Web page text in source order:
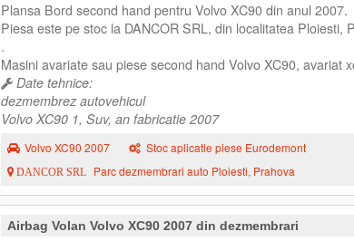
Plansa Bord second hand pentru Volvo XC90 din anul 2007.
Piesa este pe stoc la DANCOR SRL, din localitatea Ploiesti,
.
Masini avariate sau piese second hand Volvo XC90, avariat
Date tehnice:
dezmembrez autovehicul
Volvo XC90 1, Suv, an fabricatie 2007
Volvo XC90 2007 Stoc aplicatie piese Eurodemont
DANCOR SRL Parc dezmembrari auto Ploiesti, Prahova
Airbag Volan Volvo XC90 2007 din dezmembrari